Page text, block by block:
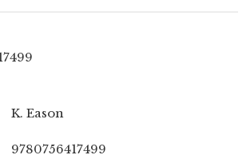
K. Eason
9780756417499